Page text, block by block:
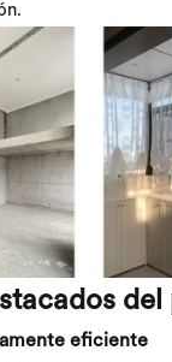
eficiente